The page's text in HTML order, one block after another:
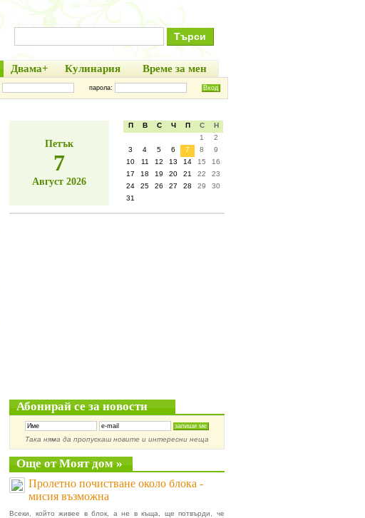
Двама+ Кулинария Време за мен
парола:
Петък
7
Август 2026
П В С Ч П С
Н
1
2
3
4 5 6 7 8
9
10
11 12 13 14 15
16
17
18 19 20 21 22
23
24
25 26 27 28 29
30
31
Абонирай се за новости
Така няма да пропускаш новите и интересни неща
Още от Моят дом »
Пролетно почистване около блока -
мисия възможна
Всеки, който живее в блок, а не в къща, ще потвърди, че